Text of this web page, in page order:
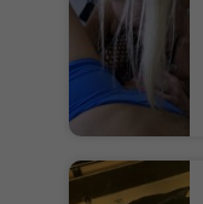
Teodo..., 43